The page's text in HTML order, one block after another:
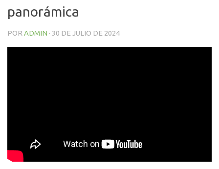
panorámica
POR ADMIN · 30 DE JULIO DE 2024